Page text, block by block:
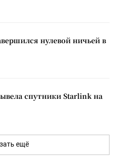
нулевой ничьей в
спутники Starlink на
ещё